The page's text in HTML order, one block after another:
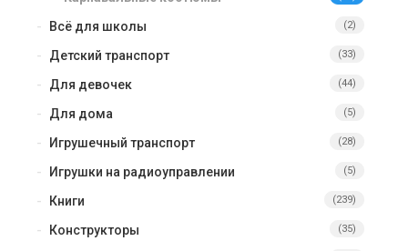
Всё для школы (2)
Детский транспорт (33)
Для девочек (44)
Для дома (5)
Игрушечный транспорт (28)
Игрушки на радиоуправлении (5)
Книги (239)
Конструкторы (35)